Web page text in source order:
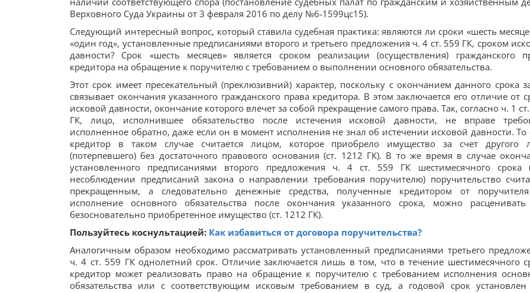
Верховного Суда Украины от 3 февраля 2016 по делу №6-1599цс15).
Следующий интересный вопрос, который ставила судебная практика: являются ли сроки «шесть
«один год», установленные предписаниями второго и третьего предложения ч. 4 ст. 559 ГК, сроком
давности? Срок «шесть месяцев» является сроком реализации (осуществления) гражданского
кредитора на обращение к поручителю с требованием о выполнении основного обязательства.
Этот срок имеет пресекательный (преклюзивний) характер, поскольку с окончанием данного срока
связывает окончания указанного гражданского права кредитора. В этом заключается его отличие от
исковой давности, окончание которого влечет за собой прекращение самого права. Так, согласно ч. 1
ГК, лицо, исполнившее обязательство после истечения исковой давности, не вправе
исполненное обратно, даже если он в момент исполнения не знал об истечении исковой давности. То
кредитор в таком случае считается лицом, которое приобрело имущество за счет другого
(потерпевшего) без достаточного правового основания (ст. 1212 ГК). В то же время в случае
установленного предписаниями второго предложения ч. 4 ст. 559 ГК шестимесячного срока
несоблюдении предписаний закона о направлении требования поручителю) поручительство
прекращенным, а следовательно денежные средства, полученные кредитором от
исполнение основного обязательства после окончания указанного срока, можно
безосновательно приобретенное имущество (ст. 1212 ГК).
Пользуйтесь коснультацией: Как избавиться от договора поручительства?
Аналогичным образом необходимо рассматривать установленный предписаниями третьего
ч. 4 ст. 559 ГК однолетний срок. Отличие заключается лишь в том, что в течение шестимесячного
кредитор может реализовать право на обращение к поручителю с требованием исполнения
обязательства или с соответствующим исковым требованием в суд, а годовой срок установлен